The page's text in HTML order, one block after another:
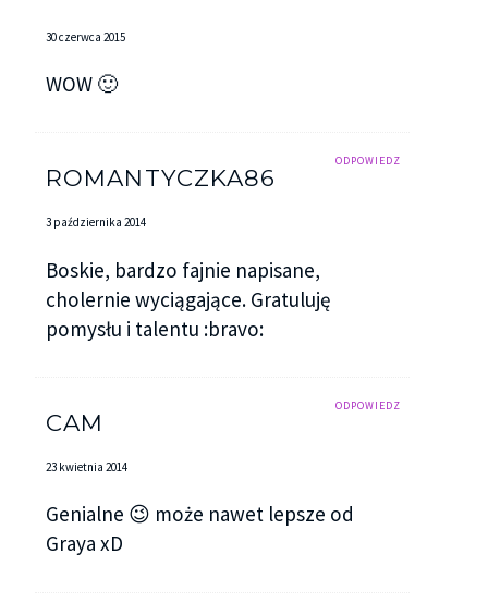
Dalszy ciąg przeczytasz na nowej stronie
Podziel się:
Facebook X
30 czerwca 2015
WOW 🙂
ODPOWIEDZ
ROMANTYCZKA86
3 października 2014
Boskie, bardzo fajnie napisane,
cholernie wyciągające. Gratuluję
pomysłu i talentu :bravo:
ODPOWIEDZ
CAM
23 kwietnia 2014
Genialne 😉 może nawet lepsze od
Graya xD